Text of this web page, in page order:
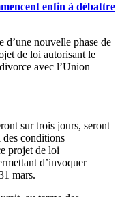
enfin à débattre
nouvelle phase de
de loi autorisant le
avec l’Union
sur trois jours, seront
des conditions
projet de loi
d’invoquer
mars.